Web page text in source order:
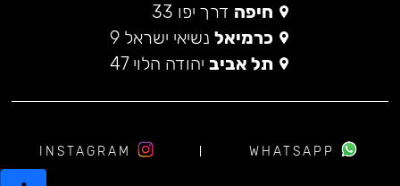
חיפה דרך יפו 33
כרמיאל נשיאי ישראל 9
תל אביב יהודה הלוי 47
WHATSAPP
INSTAGRAM